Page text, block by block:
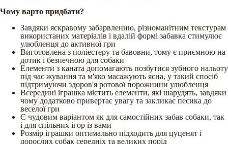
Чому варто придбати?
Завдяки яскравому забарвленню, різноманітним текстурам
використаних матеріалів і вдалій формі забавка стимулює
улюбленця до активної гри
Виготовлена з поліестеру та бавовни, тому є приємною на
дотик і безпечною для собаки
Елементи з каната допомагають позбутися зубного нальоту
під час жування та м'яко масажують ясна, у такий спосіб
підтримуючи здоров'я ротової порожнини улюбленця
Всередині іграшка містить елементи, які шарудять, завдяки
чому додатково привертає увагу та закликає песика до
веселої гри
Є чудовим варіантом як для самостійних забав собаки, так
і для спільних ігор із вами
Розмір іграшки оптимально підходить для цуценят і
дорослих собак середніх та великих порід